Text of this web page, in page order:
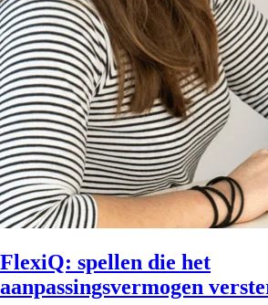
FlexiQ: spellen die het
aanpassingsvermogen